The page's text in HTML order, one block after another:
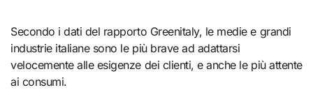
Secondo i dati del rapporto Greenitaly, le medie e grandi
industrie italiane sono le più brave ad adattarsi
velocemente alle esigenze dei clienti, e anche le più attente
ai consumi.